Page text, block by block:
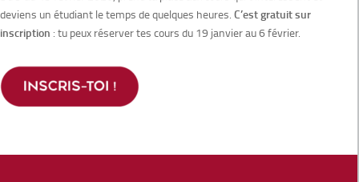
deviens un étudiant le temps de quelques heures. C’est gratuit sur
inscription : tu peux réserver tes cours du 19 janvier au 6 février.